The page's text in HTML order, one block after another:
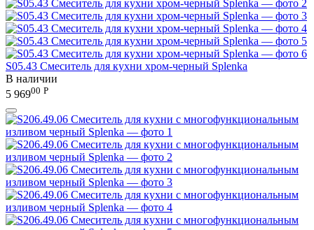
S05.43 Смеситель для кухни хром-черный Splenka
В наличии
5 96900 Р